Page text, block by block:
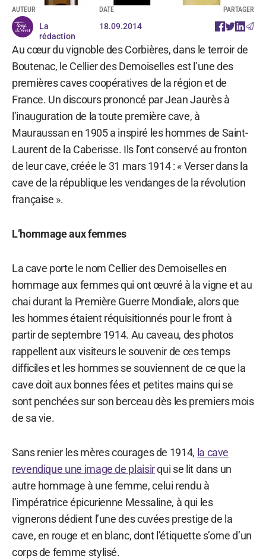
AUTEUR
La
rédaction
DATE
18.09.2014
PARTAGER
Au cœur du vignoble des Corbières, dans le terroir de
Boutenac, le Cellier des Demoiselles est l’une des
premières caves coopératives de la région et de
France. Un discours prononcé par Jean Jaurès à
l’inauguration de la toute première cave, à
Mauraussan en 1905 a inspiré les hommes de Saint-
Laurent de la Caberisse. Ils l’ont conservé au fronton
de leur cave, créée le 31 mars 1914 : « Verser dans la
cave de la république les vendanges de la révolution
française ».
L’hommage aux femmes
La cave porte le nom Cellier des Demoiselles en
hommage aux femmes qui ont œuvré à la vigne et au
chai durant la Première Guerre Mondiale, alors que
les hommes étaient réquisitionnés pour le front à
partir de septembre 1914. Au caveau, des photos
rappellent aux visiteurs le souvenir de ces temps
difficiles et les hommes se souviennent de ce que la
cave doit aux bonnes fées et petites mains qui se
sont penchées sur son berceau dès les premiers mois
de sa vie.
Sans renier les mères courages de 1914, la cave
revendique une image de plaisirqui se lit dans un
autre hommage à une femme, celui rendu à
l’impératrice épicurienne Messaline, à qui les
vignerons dédient l’une des cuvées prestige de la
cave, en rouge et en blanc, dont l’étiquette s’orne d’un
corps de femme stylisé.